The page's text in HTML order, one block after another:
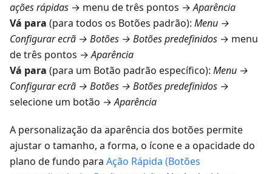
ações rápidas → menu de três pontos →Aparência
Vá para (para todos os Botões padrão): Menu →
Configurar ecrã → Botões → Botões predefinidos → menu
de três pontos →Aparência
Vá para (para um Botão padrão específico): Menu →
Configurar ecrã → Botões → Botões predefinidos →
selecione um botão →Aparência
A personalização da aparência dos botões permite
ajustar o tamanho, a forma, o ícone e a opacidade do
plano de fundo para Ação Rápida (Botões